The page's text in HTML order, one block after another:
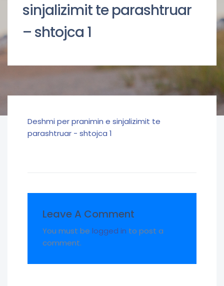
sinjalizimit te parashtruar
– shtojca 1
Deshmi per pranimin e sinjalizimit te
parashtruar - shtojca 1
Leave A Comment
You must be logged in to post a
comment.